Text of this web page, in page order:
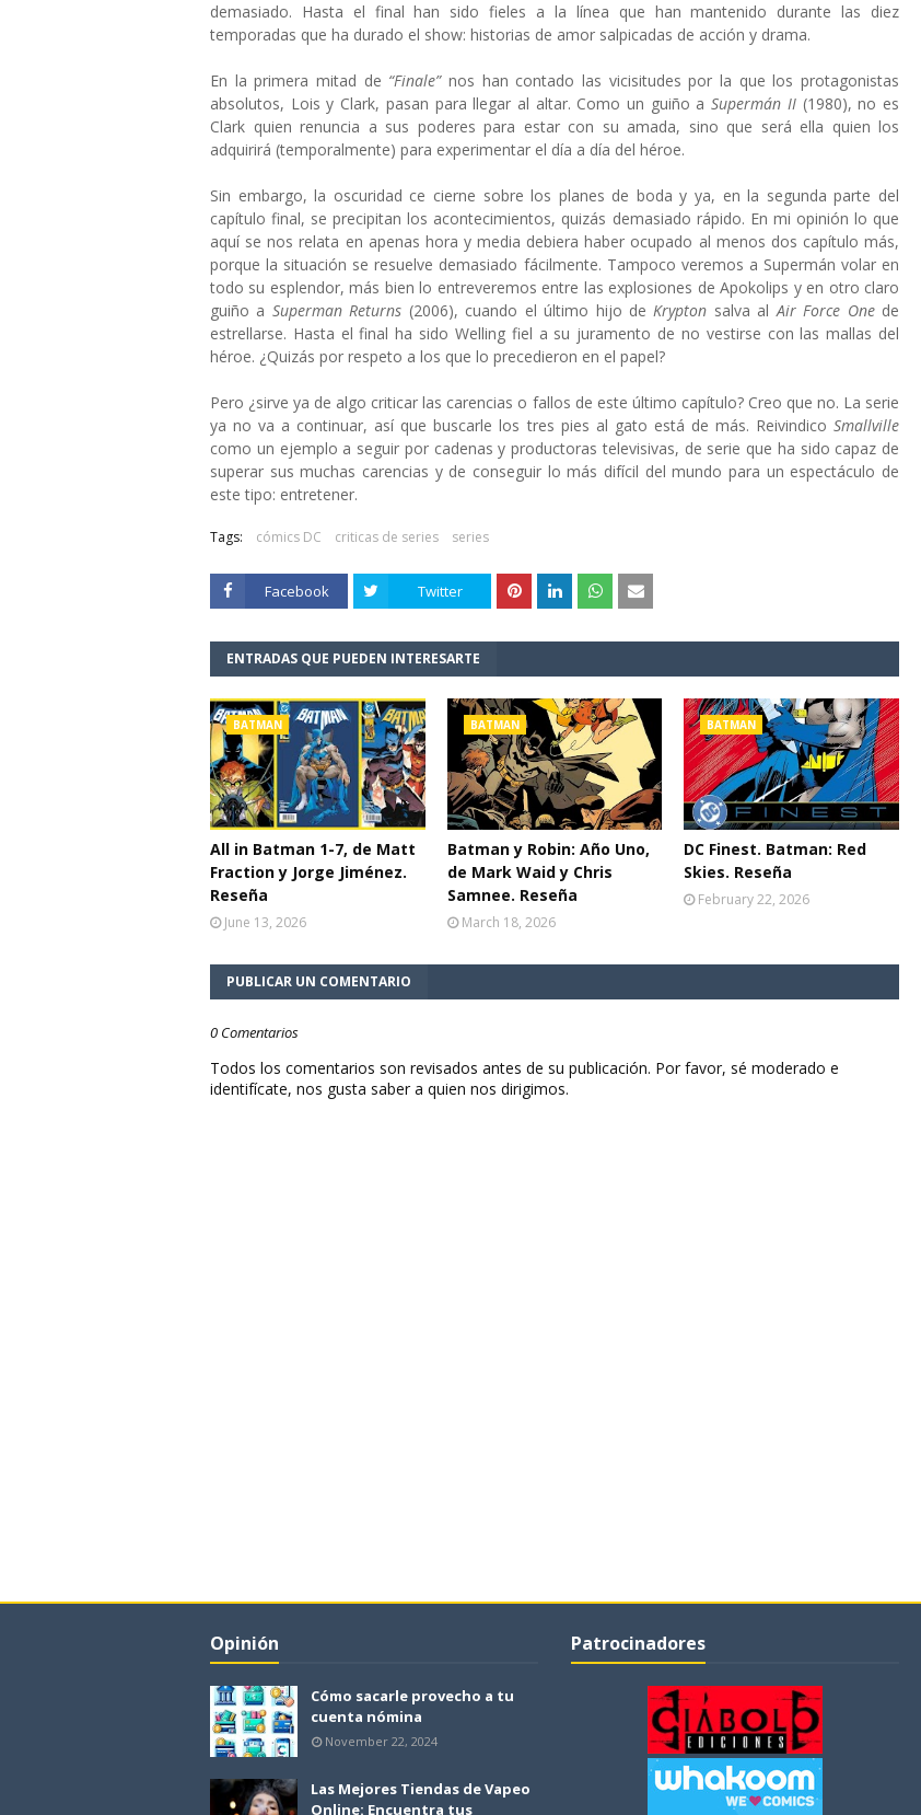
demasiado. Hasta el final han sido fieles a la línea que han mantenido durante las diez
temporadas que ha durado el show: historias de amor salpicadas de acción y drama.
En la primera mitad de “Finale”nos han contado las vicisitudes por la que los protagonistas
absolutos, Lois y Clark, pasan para llegar al altar. Como un guiño aSupermán II(1980), no es
Clark quien renuncia a sus poderes para estar con su amada, sino que será ella quien los
adquirirá (temporalmente) para experimentar el día a día del héroe.
Sin embargo, la oscuridad ce cierne sobre los planes de boda y ya, en la segunda parte del
capítulo final, se precipitan los acontecimientos, quizás demasiado rápido. En mi opinión lo que
aquí se nos relata en apenas hora y media debiera haber ocupado al menos dos capítulo más,
porque la situación se resuelve demasiado fácilmente. Tampoco veremos a Supermán volar en
todo su esplendor, más bien lo entreveremos entre las explosiones de Apokolips y en otro claro
guiño a Superman Returns (2006), cuando el último hijo deKrypton salva alAir Force Onede
estrellarse. Hasta el final ha sido Welling fiel a su juramento de no vestirse con las mallas del
héroe. ¿Quizás por respeto a los que lo precedieron en el papel?
Pero ¿sirve ya de algo criticar las carencias o fallos de este último capítulo? Creo que no. La serie
ya no va a continuar, así que buscarle los tres pies al gato está de más. Reivindico Smallville
como un ejemplo a seguir por cadenas y productoras televisivas, de serie que ha sido capaz de
superar sus muchas carencias y de conseguir lo más difícil del mundo para un espectáculo de
este tipo: entretener.
Tags: cómics DC criticas de series series
Facebook Twitter
ENTRADAS QUE PUEDEN INTERESARTE
BATMAN
All in Batman 1-7, de Matt
Fraction y Jorge Jiménez.
Reseña
June 13, 2026
BATMAN
Batman y Robin: Año Uno,
de Mark Waid y Chris
Samnee. Reseña
March 18, 2026
BATMAN
DC Finest. Batman: Red
Skies. Reseña
February 22, 2026
PUBLICAR UN COMENTARIO
0 Comentarios
Todos los comentarios son revisados antes de su publicación. Por favor, sé moderado e
identifícate, nos gusta saber a quien nos dirigimos.
Opinión
Cómo sacarle provecho a tu
cuenta nómina
November 22, 2024
Las Mejores Tiendas de Vapeo
Online: Encuentra tus
Patrocinadores